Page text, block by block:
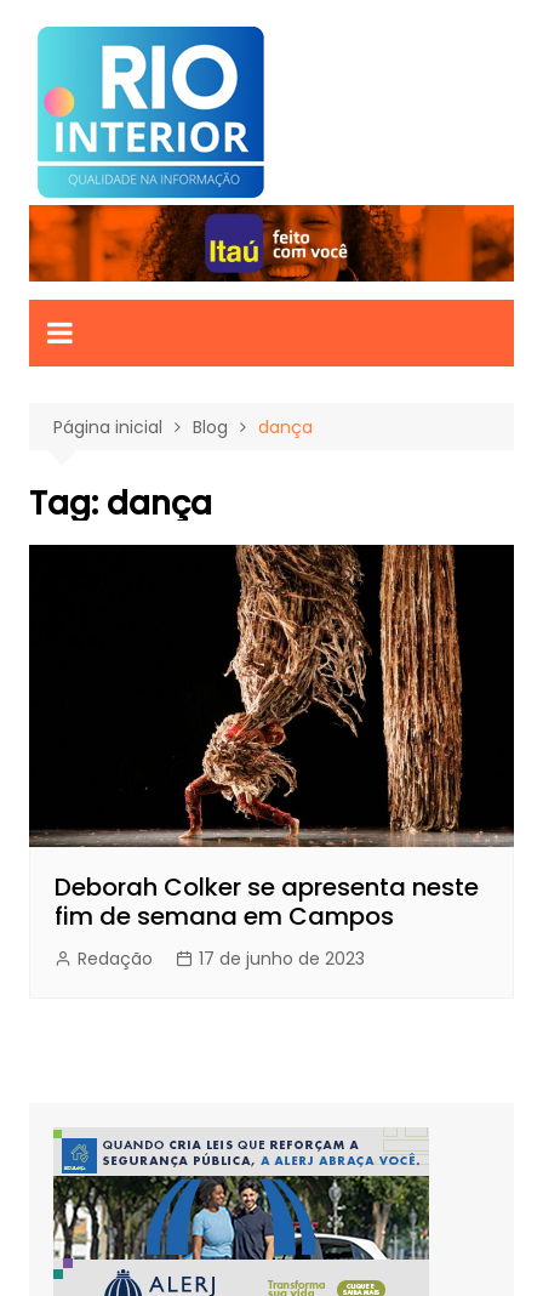
para
conteúdo
Página inicial Blog dança
Tag: dança
Deborah Colker se apresenta neste
fim de semana em Campos
Redação 17 de junho de 2023